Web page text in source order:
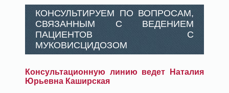
КОНСУЛЬТИРУЕМ ПО ВОПРОСАМ,
СВЯЗАННЫМ С ВЕДЕНИЕМ
ПАЦИЕНТОВ С
МУКОВИСЦИДОЗОМ
Консультационную линию ведет Наталия
Юрьевна Каширская